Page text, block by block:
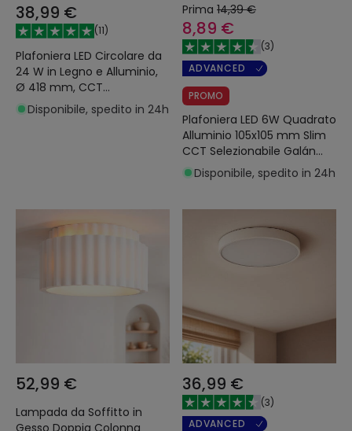
38,99 €
(11)
Plafoniera LED Circolare da
24 W in Legno e Alluminio,
Ø 418 mm, CCT
Selezionabile, Semi-Dari
Disponibile, spedito in 24h
Prima 14,39 €
8,89 €
(3)
ADVANCED
PROMO
Plafoniera LED 6W Quadrato
Alluminio 105x105 mm Slim
CCT Selezionabile Galán
SwitchDimm
Disponibile, spedito in 24h
52,99 €
Lampada da Soffitto in
Gesso Doppia Colonna
36,99 €
(3)
ADVANCED